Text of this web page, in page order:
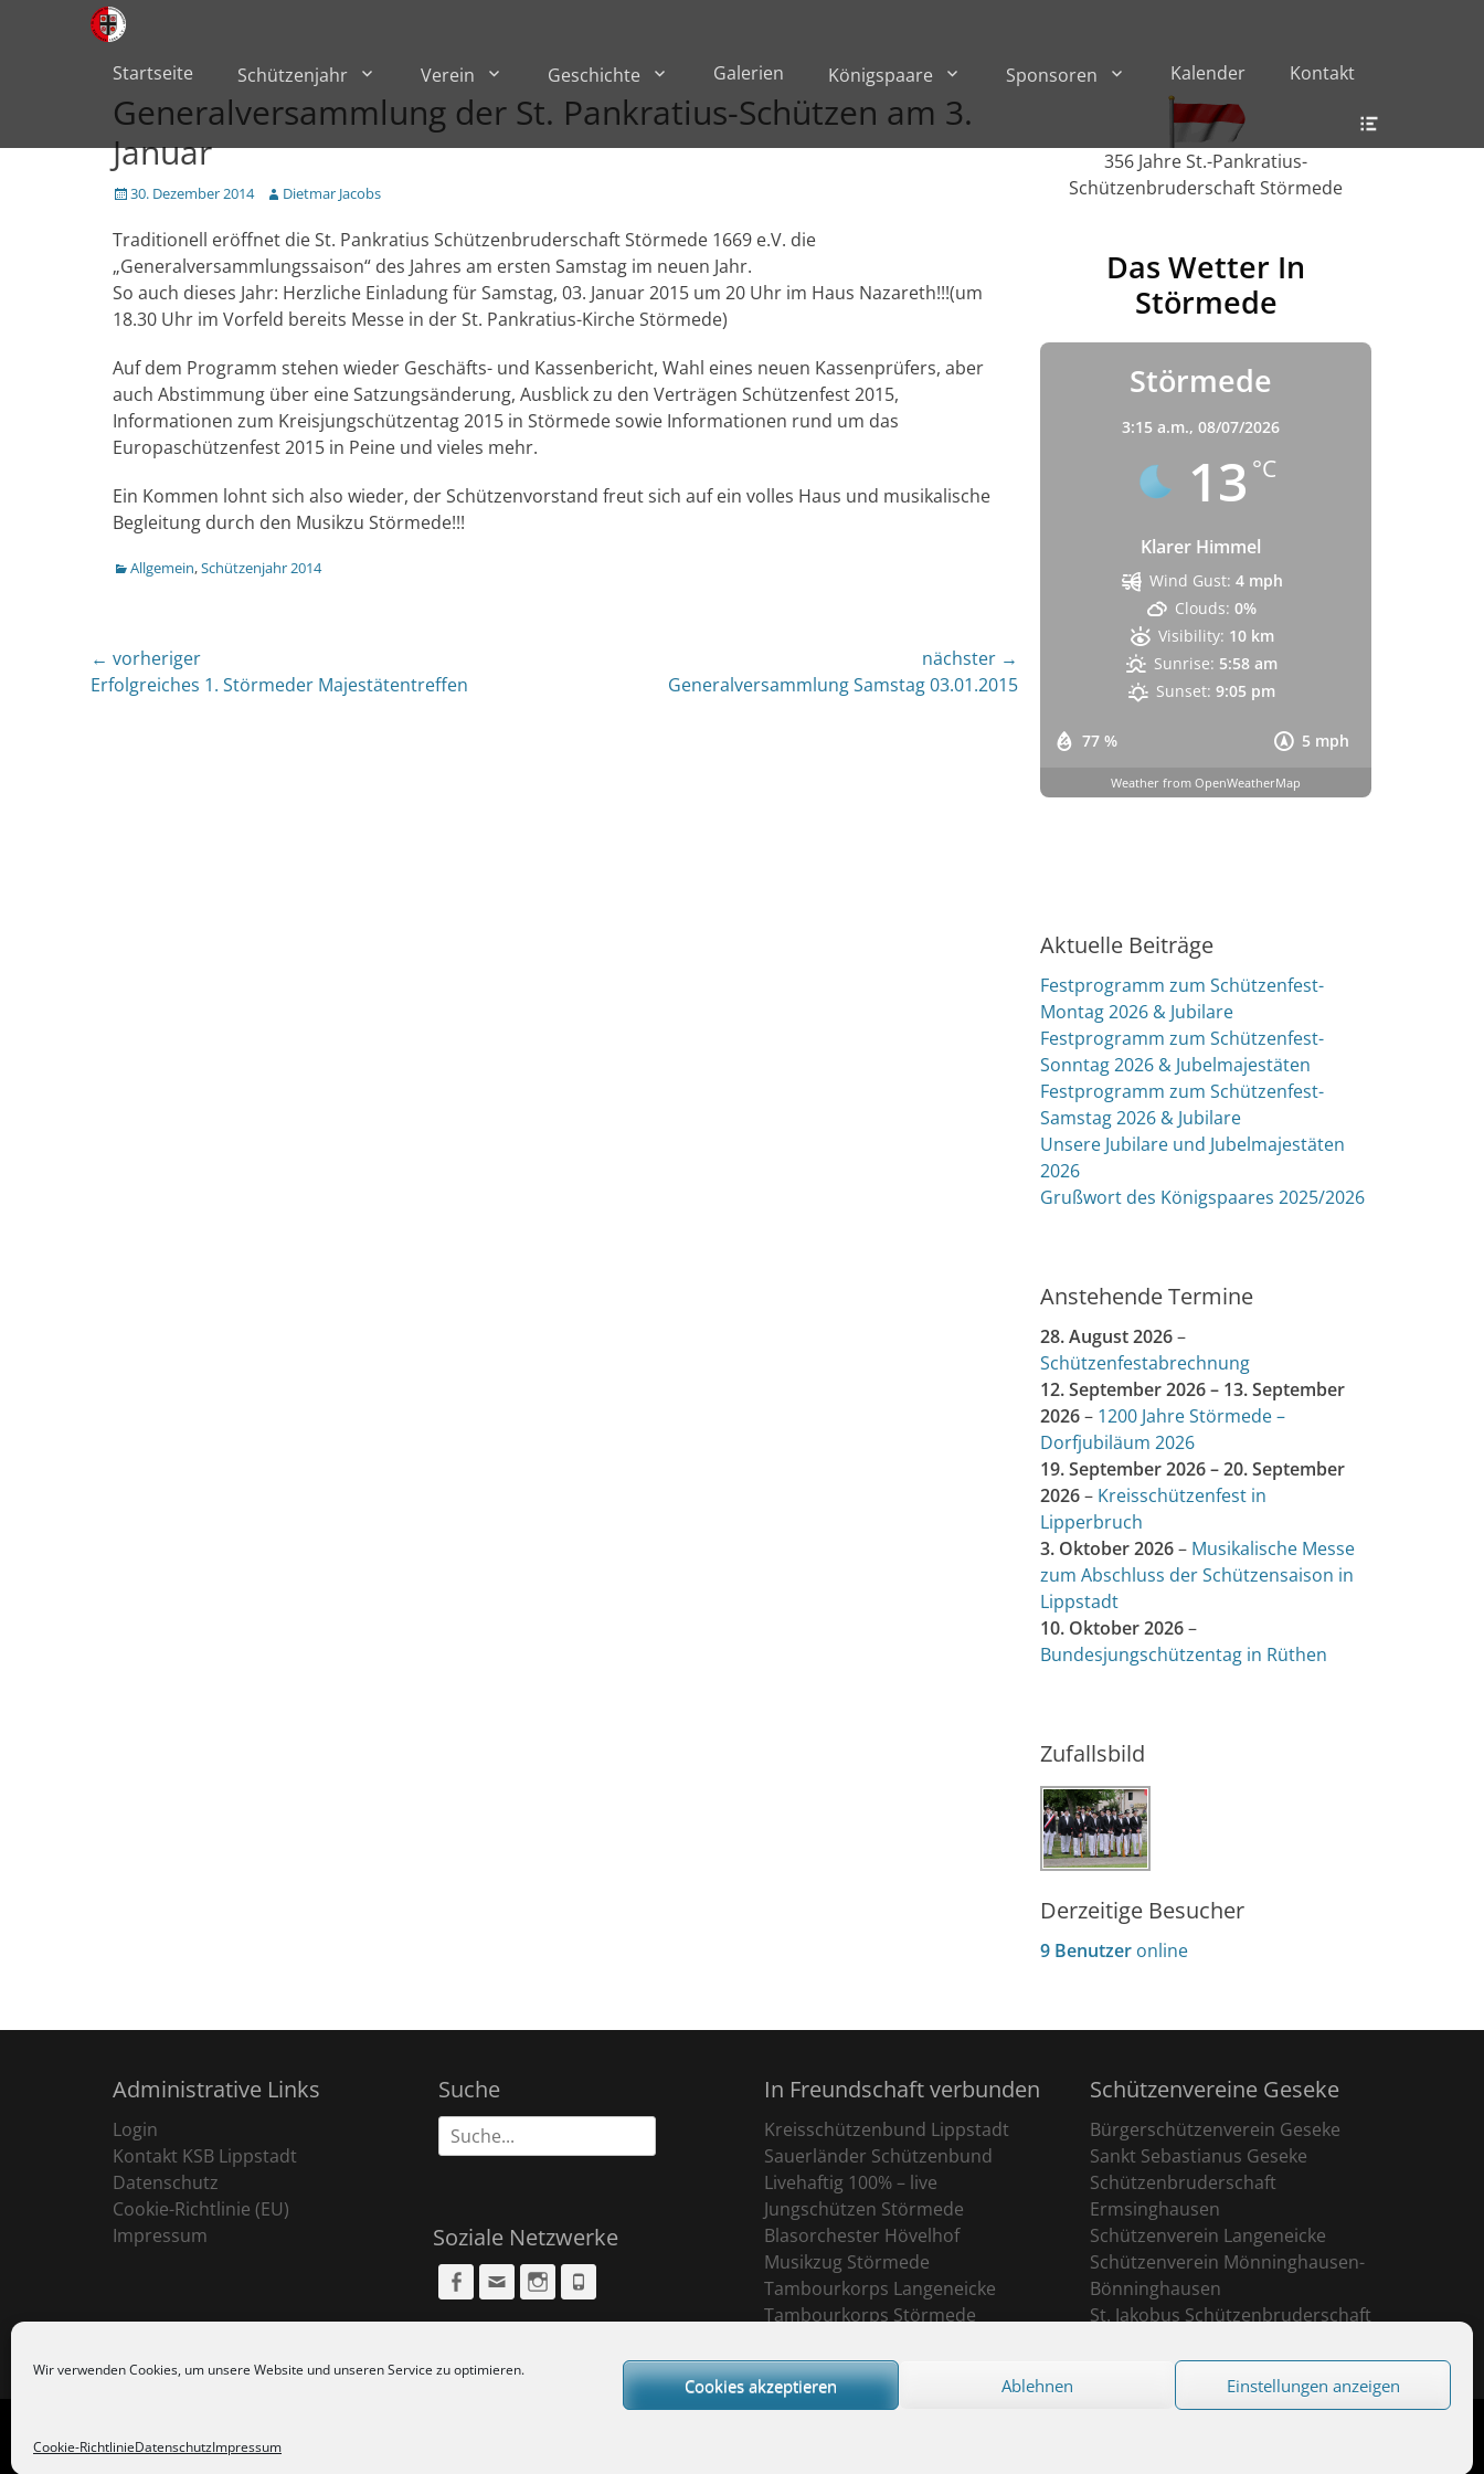
Wir verwenden Cookies, um unsere Website und unseren Service zu optimieren.
Cookies akzeptieren Ablehnen Einstellungen anzeigen
Cookie-RichtlinieDatenschutzImpressum
zum
Inhalt
überspringen
Primärmenü
Startseite Schützenjahr Verein Geschichte Galerien Königspaare Sponsoren Kalender Kontakt
Generalversammlung der St. Pankratius-Schützen am 3.
Januar
Veröffentlicht
30. Dezember 2014 Author
Dietmar Jacobs
Traditionell eröffnet die St. Pankratius Schützenbruderschaft Störmede 1669 e.V. die
„Generalversammlungssaison“ des Jahres am ersten Samstag im neuen Jahr.
So auch dieses Jahr: Herzliche Einladung für Samstag, 03. Januar 2015 um 20 Uhr im Haus Nazareth!!!(um
18.30 Uhr im Vorfeld bereits Messe in der St. Pankratius-Kirche Störmede)
Auf dem Programm stehen wieder Geschäfts- und Kassenbericht, Wahl eines neuen Kassenprüfers, aber
auch Abstimmung über eine Satzungsänderung, Ausblick zu den Verträgen Schützenfest 2015,
Informationen zum Kreisjungschützentag 2015 in Störmede sowie Informationen rund um das
Europaschützenfest 2015 in Peine und vieles mehr.
Ein Kommen lohnt sich also wieder, der Schützenvorstand freut sich auf ein volles Haus und musikalische
Begleitung durch den Musikzu Störmede!!!
Kategorien
Allgemein,Schützenjahr 2014
Beitragsnavigation
← vorheriger
Vorheriger
Erfolgreiches 1. Störmeder Majestätentreffen
nächster →
Generalversammlung Samstag 03.01.2015
356 Jahre St.-Pankratius-
Schützenbruderschaft Störmede
Das Wetter In
Störmede
Störmede
3:15 a.m., 08/07/2026
13 °C
Klarer Himmel
77 % 5 mph
Wind Gust: 4 mph
Clouds: 0%
Visibility: 10 km
Sunrise: 5:58 am
Sunset: 9:05 pm
Weather from OpenWeatherMap
Aktuelle Beiträge
Festprogramm zum Schützenfest-
Montag 2026 & Jubilare
Festprogramm zum Schützenfest-
Sonntag 2026 & Jubelmajestäten
Festprogramm zum Schützenfest-
Samstag 2026 & Jubilare
Unsere Jubilare und Jubelmajestäten
2026
Grußwort des Königspaares 2025/2026
Anstehende Termine
28. August 2026–
Schützenfestabrechnung
12. September 2026– 13. September
2026– 1200 Jahre Störmede –
Dorfjubiläum 2026
19. September 2026–20. September
2026– Kreisschützenfest in
Lipperbruch
3. Oktober 2026– Musikalische Messe
zum Abschluss der Schützensaison in
Lippstadt
10. Oktober 2026–
Bundesjungschützentag in Rüthen
Zufallsbild
Derzeitige Besucher
9 Benutzer online
Administrative Links
Login
Kontakt KSB Lippstadt
Datenschutz
Cookie-Richtlinie (EU)
Impressum
Suche
Suche
nach:
Soziale Netzwerke
Facebook
Email Instagram
In Freundschaft verbunden
Kreisschützenbund Lippstadt
Sauerländer Schützenbund
Livehaftig 100% – live
Jungschützen Störmede
Blasorchester Hövelhof
Musikzug Störmede
Tambourkorps Langeneicke
Tambourkorps Störmede
Schützenvereine Geseke
Bürgerschützenverein Geseke
Sankt Sebastianus Geseke
Schützenbruderschaft
Ermsinghausen
Schützenverein Langeneicke
Schützenverein Mönninghausen-
Bönninghausen
St. Jakobus Schützenbruderschaft